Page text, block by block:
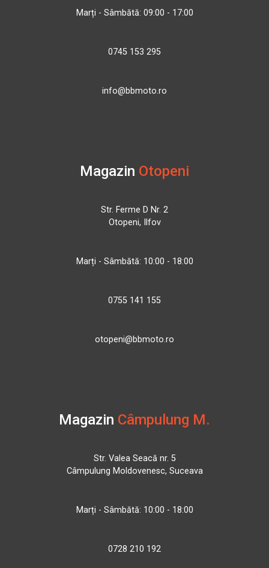
Marți - Sâmbătă: 09:00 - 17:00
0745 153 295
info@bbmoto.ro
Magazin Otopeni
Str. Ferme D Nr. 2
Otopeni, Ilfov
Marți - Sâmbătă: 10:00 - 18:00
0755 141 155
otopeni@bbmoto.ro
Magazin Câmpulung M.
Str. Valea Seacă nr. 5
Câmpulung Moldovenesc, Suceava
Marți - Sâmbătă: 10:00 - 18:00
0728 210 192